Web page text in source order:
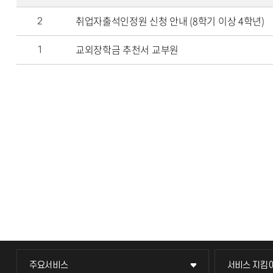
2 취업자출석인정원 신청 안내 (8학기 이상 4학년)
1 교외장학금 추천서 교부원
주요서비스
주요서비스 서비스 지킴
서비스 지킴이